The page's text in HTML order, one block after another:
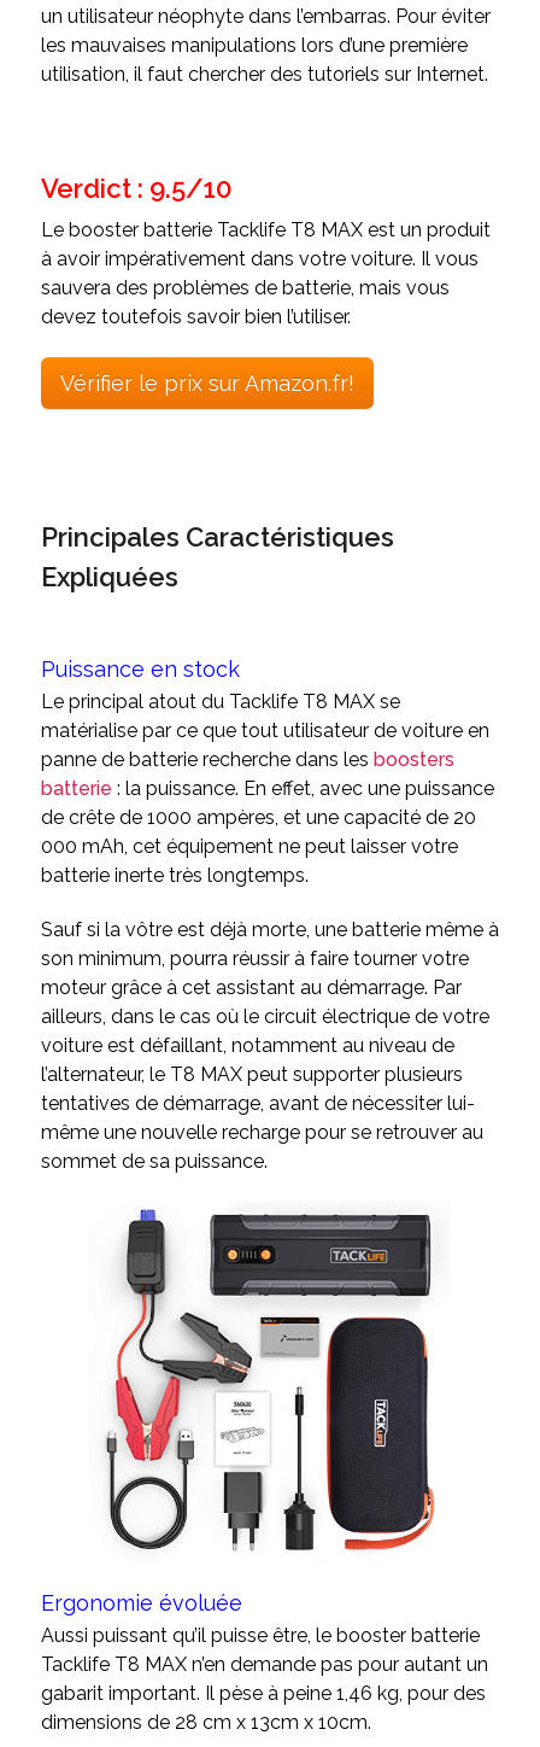
un utilisateur néophyte dans l’embarras. Pour éviter
les mauvaises manipulations lors d’une première
utilisation, il faut chercher des tutoriels sur Internet.
Verdict : 9.5/10
Le booster batterie Tacklife T8 MAX est un produit
à avoir impérativement dans votre voiture. Il vous
sauvera des problèmes de batterie, mais vous
devez toutefois savoir bien l’utiliser.
Vérifier le prix sur Amazon.fr!
Principales Caractéristiques
Expliquées
Puissance en stock
Le principal atout du Tacklife T8 MAX se
matérialise par ce que tout utilisateur de voiture en
panne de batterie recherche dans les boosters
batterie : la puissance. En effet, avec une puissance
de crête de 1000 ampères, et une capacité de 20
000 mAh, cet équipement ne peut laisser votre
batterie inerte très longtemps.
Sauf si la vôtre est déjà morte, une batterie même à
son minimum, pourra réussir à faire tourner votre
moteur grâce à cet assistant au démarrage. Par
ailleurs, dans le cas où le circuit électrique de votre
voiture est défaillant, notamment au niveau de
l’alternateur, le T8 MAX peut supporter plusieurs
tentatives de démarrage, avant de nécessiter lui-
même une nouvelle recharge pour se retrouver au
sommet de sa puissance.
Ergonomie évoluée
Aussi puissant qu’il puisse être, le booster batterie
Tacklife T8 MAX n’en demande pas pour autant un
gabarit important. Il pèse à peine 1,46 kg, pour des
dimensions de 28 cm x 13cm x 10cm.